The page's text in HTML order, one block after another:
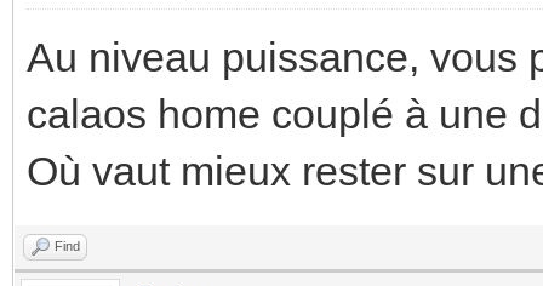
Au niveau puissance, vous
calaos home couplé à une
Où vaut mieux rester sur
Find